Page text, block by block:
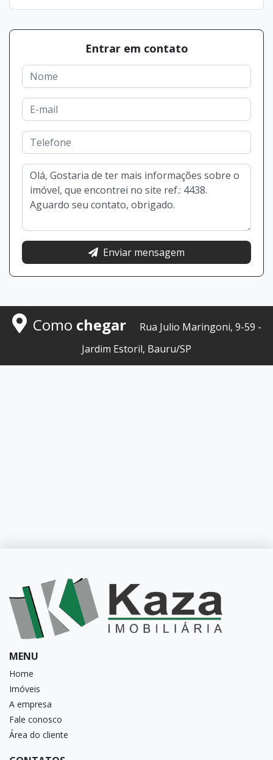
Entrar em contato
Enviar mensagem
Como chegar
Rua Julio Maringoni, 9-59 -
Jardim Estoril, Bauru/SP
MENU
Home
Imóveis
A empresa
Fale conosco
Área do cliente